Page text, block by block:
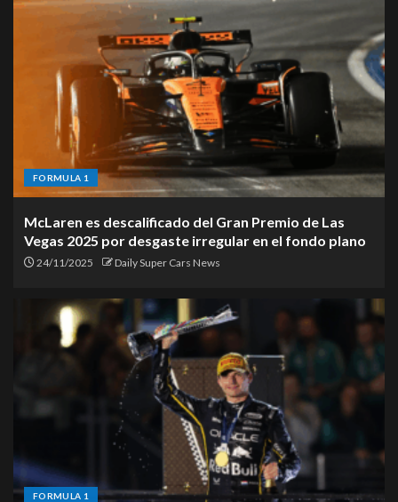
Denza B5 llega a México:
precios, versiones y lo que
debes saber
BMW Z4 Final Edition: el último
suspiro de un ícono
Jetour T1 i-DM 2026 llega a
México: un híbrido enchufable
con gran autonomía y enfoque
tecnológico
Nissan Pathfinder 2026: nueva
imagen, más tecnología y
llegada confirmada a México
FORMULA 1
McLaren es descalificado del Gran Premio de Las
Vegas 2025 por desgaste irregular en el fondo plano
24/11/2025 Daily Super Cars News
FORMULA 1